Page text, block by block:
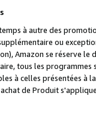
à autre des
ou
Amazon se réserve
tous les
à celles présentées à
de Produit